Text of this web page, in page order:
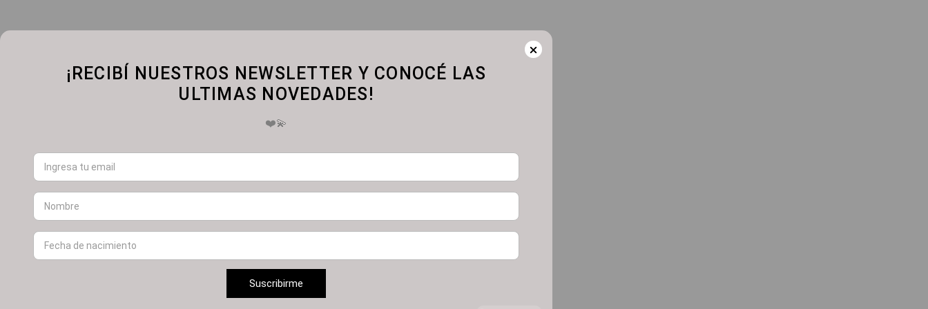
¡RECIBÍ NUESTROS NEWSLETTER Y CONOCÉ LAS
ULTIMAS NOVEDADES!
❤️💫
Suscribirme